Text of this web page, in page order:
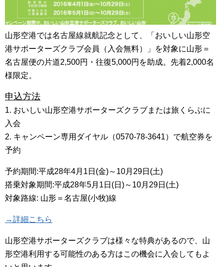
山形空港では名古屋線就航記念として、「おいしい山形空
港サポーターズクラブ会員（入会無料）」を対象に山形＝
名古屋便の片道2,500円・往復5,000円を助成。先着2,000名
様限定。
申込方法
1. おいしい山形空港サポーターズクラブまたは旅くらぶに
入会
2. キャンペーン専用ダイヤル（0570-78-3641）で航空券を
予約
予約期間:平成28年4月1日(金)～10月29日(土)
搭乗対象期間:平成28年5月1日(日)～10月29日(土)
対象路線: 山形＝名古屋(小牧)線
→詳細こちら
山形空港サポーターズクラブは様々な特典があるので、山
形空港利用する可能性のある方はこの機会に入会してもよ